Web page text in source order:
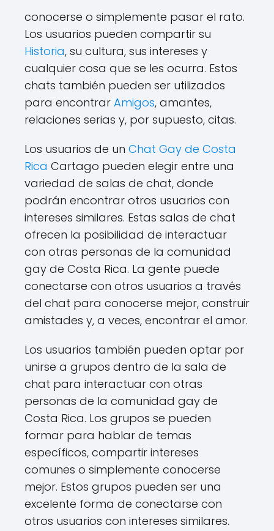
conocerse o simplemente pasar el rato.
Los usuarios pueden compartir su
Historia, su cultura, sus intereses y
cualquier cosa que se les ocurra. Estos
chats también pueden ser utilizados
para encontrar Amigos, amantes,
relaciones serias y, por supuesto, citas.
Los usuarios de un Chat Gay de Costa
Rica Cartago pueden elegir entre una
variedad de salas de chat, donde
podrán encontrar otros usuarios con
intereses similares. Estas salas de chat
ofrecen la posibilidad de interactuar
con otras personas de la comunidad
gay de Costa Rica. La gente puede
conectarse con otros usuarios a través
del chat para conocerse mejor, construir
amistades y, a veces, encontrar el amor.
Los usuarios también pueden optar por
unirse a grupos dentro de la sala de
chat para interactuar con otras
personas de la comunidad gay de
Costa Rica. Los grupos se pueden
formar para hablar de temas
específicos, compartir intereses
comunes o simplemente conocerse
mejor. Estos grupos pueden ser una
excelente forma de conectarse con
otros usuarios con intereses similares.